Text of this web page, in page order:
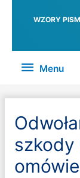
WZORY
Menu
Menu
szkody